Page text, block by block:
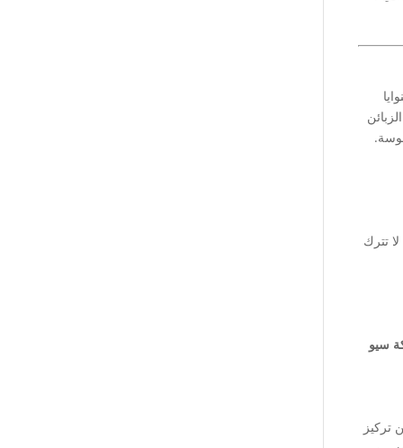
تترك
سيو
تركيز